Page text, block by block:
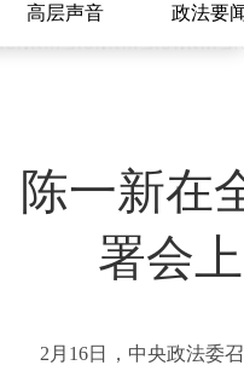
高层声音 政法要
陈一新在
署会
2月16日，中央政法委